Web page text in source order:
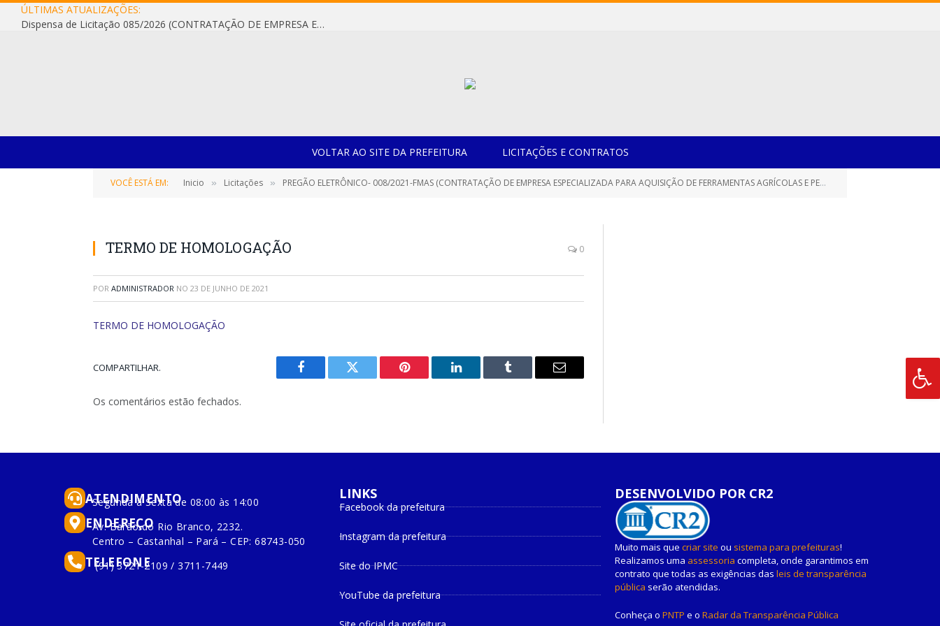
ÚLTIMAS ATUALIZAÇÕES:
Dispensa de Licitação 085/2026 (CONTRATAÇÃO DE EMPRESA ESPECIALIZADA NA FABRICAÇÃO DE MÓVEIS SOB MEDIDA COM ESTRUTURA METÁLICA EM METALON PARA ATENDIMENTO DAS NECESSIDADES DA SALA SIMOV DA EMEF MADRE MARIA VIGANÓ)
VOLTAR AO SITE DA PREFEITURA LICITAÇÕES E CONTRATOS
VOCÊ ESTÁ EM: Inicio » Licitações » PREGÃO ELETRÔNICO- 008/2021-FMAS (CONTRATAÇÃO DE EMPRESA ESPECIALIZADA PARA AQUISIÇÃO DE FERRAMENTAS AGRÍCOLAS E PEÇAS DE ROÇAGENS)
TERMO DE HOMOLOGAÇÃO 0
POR ADMINISTRADOR NO 23 DE JUNHO DE 2021
TERMO DE HOMOLOGAÇÃO
COMPARTILHAR.
Facebook Twitter Pinterest
O
Tumblr
E-
Os comentários estão fechados.
ATENDIMENTO
Segunda à Sexta de 08:00 às 14:00
ENDEREÇO
Av. Barão do Rio Branco, 2232.
Centro – Castanhal – Pará – CEP: 68743-050
TELEFONE
(91) 3721-2109 / 3711-7449
LINKS
Facebook da prefeitura
Instagram da prefeitura
Site do IPMC
YouTube da prefeitura
DESENVOLVIDO POR CR2
Muito mais que criar site ou sistema para prefeituras!
Realizamos uma assessoria completa, onde garantimos em
contrato que todas as exigências das leis de transparência
pública serão atendidas.
Conheça o PNTP e o Radar da Transparência Pública